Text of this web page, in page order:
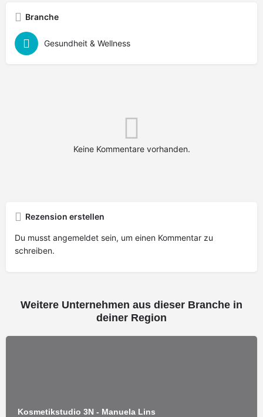
Branche
Gesundheit & Wellness
Keine Kommentare vorhanden.
Rezension erstellen
Du musst angemeldet sein, um einen Kommentar zu
schreiben.
Weitere Unternehmen aus dieser Branche in
deiner Region
Kosmetikstudio 3N - Manuela Lins